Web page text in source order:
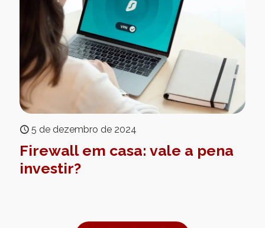
5 de dezembro de 2024
Firewall em casa: vale a pena
investir?